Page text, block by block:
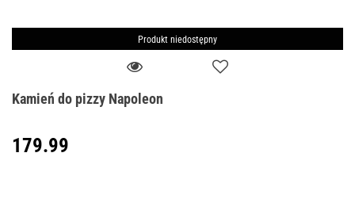
Produkt niedostępny
Kamień do pizzy Napoleon
179.99